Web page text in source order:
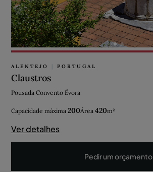
ALENTEJO | PORTUGAL
Claustros
Pousada Convento Évora
Capacidade máxima 200Área 420m²
Ver detalhes
Pedir um orçamento